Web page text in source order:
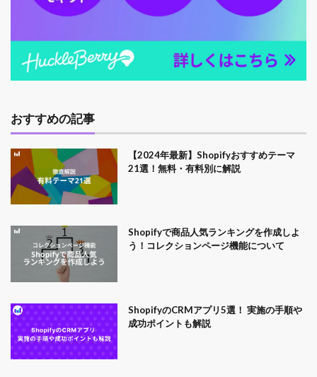
おすすめの記事
【2024年最新】Shopifyおすすめテーマ
21選！無料・有料別に解説
Shopifyで商品人気ランキングを作成しよ
う！コレクションページ機能について
ShopifyのCRMアプリ5選！ 実施の手順や
成功ポイントも解説